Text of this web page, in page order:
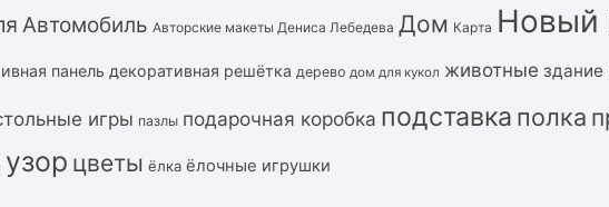
Автомобиль Авторские макеты Дениса Лебедева Дом Карта Новый
панель декоративная решётка дерево дом для кукол животные здание
игры пазлы подарочная коробка подставка полка
узор цветы ёлка ёлочные игрушки